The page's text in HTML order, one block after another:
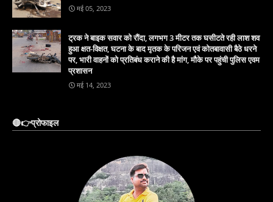
मई 05, 2023
ट्रक ने बाइक सवार को रौंदा, लगभग 3 मीटर तक घसीटते रही लाश शव
हुआ क्षत-विक्षत, घटना के बाद मृतक के परिजन एवं कोतबावासी बैठे धरने
पर, भारी वाहनों को प्रतिबंध कराने की है मांग, मौके पर पहुंची पुलिस एवम
प्रशासन
मई 14, 2023
🔴👉प्रोफाइल